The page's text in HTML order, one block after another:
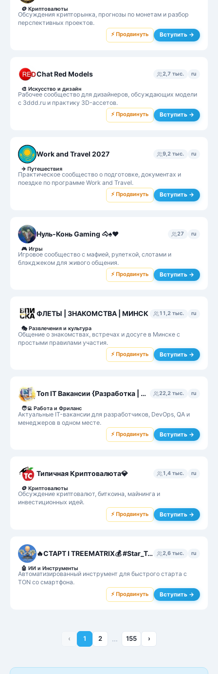
Обсуждения крипторынка, прогнозы по монетам и разбор
перспективных проектов.
🪙 Криптовалюты
⚡ Продвинуть Вступить →
Chat Red Models 2,7 тыс. ru
Рабочее сообщество для дизайнеров, обсуждающих модели
с 3ddd.ru и практику 3D-ассетов.
🎨 Искусство и дизайн
⚡ Продвинуть Вступить →
Work and Travel 2027 9,2 тыс. ru
Практическое сообщество о подготовке, документах и
поездке по программе Work and Travel.
✈️ Путешествия
⚡ Продвинуть Вступить →
Нуль-Конь Gaming 🐴♠️♥️ 27 ru
Игровое сообщество с мафией, рулеткой, слотами и
блэкджеком для живого общения.
🎮 Игры
⚡ Продвинуть Вступить →
ФЛЕТЫ | ЗНАКОМСТВА | МИНСК 11,2 тыс. ru
Общение о знакомствах, встречах и досуге в Минске с
простыми правилами участия.
🎭 Развлечения и культура
⚡ Продвинуть Вступить →
Топ IT Вакансии {Разработка | DevOps | QA | Management} 22,2 тыс. ru
Актуальные IT-вакансии для разработчиков, DevOps, QA и
менеджеров в одном месте.
🧑‍💻 Работа и Фриланс
⚡ Продвинуть Вступить →
Типичная Криптовалюта💎 1,4 тыс. ru
Обсуждение криптовалют, биткоина, майнинга и
инвестиционных идей.
🪙 Криптовалюты
⚡ Продвинуть Вступить →
🔥СТАРТ I TREEMATRIX💰 #Star_Team❤️💎 2,6 тыс. ru
Автоматизированный инструмент для быстрого старта с
TON со смартфона.
🤖 ИИ и Инструменты
⚡ Продвинуть Вступить →
‹ 1 2 … 155 ›